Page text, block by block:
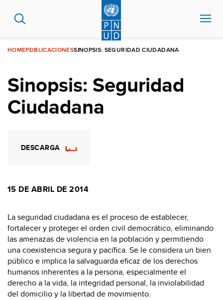
contenido
HOMEPUBLICACIONESSINOPSIS: SEGURIDAD CIUDADANA
Sinopsis: Seguridad
Ciudadana
DESCARGA
15 DE ABRIL DE 2014
La seguridad ciudadana es el proceso de establecer,
fortalecer y proteger el orden civil democrático, eliminando
las amenazas de violencia en la población y permitiendo
una coexistencia segura y pacífica. Se le considera un bien
público e implica la salvaguarda eficaz de los derechos
humanos inherentes a la persona, especialmente el
derecho a la vida, la integridad personal, la inviolabilidad
del domicilio y la libertad de movimiento.